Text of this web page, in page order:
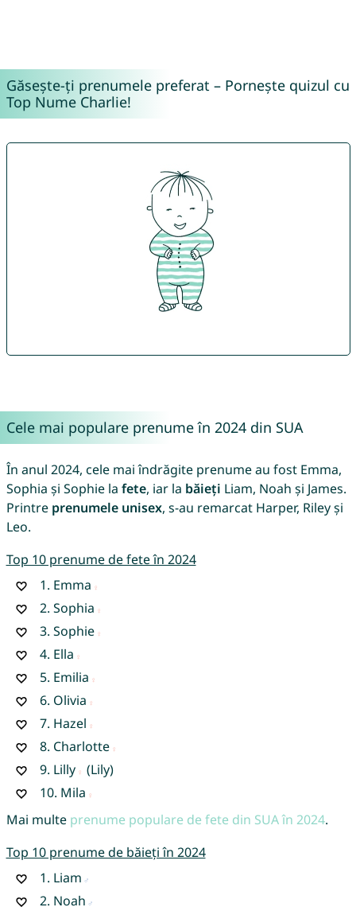
Găsește-ți prenumele preferat – Pornește quizul cu
Top Nume Charlie!
Cele mai populare prenume în 2024 din SUA
În anul 2024, cele mai îndrăgite prenume au fost Emma,
Sophia și Sophie la fete, iar la băieți Liam, Noah și James.
Printre prenumele unisex, s-au remarcat Harper, Riley și
Leo.
Top 10 prenume de fete în 2024
1. Emma
2. Sophia
3. Sophie
4. Ella
5. Emilia
6. Olivia
7. Hazel
8. Charlotte
9. Lilly
(Lily)
10. Mila
Mai multe prenume populare de fete din SUA în 2024.
Top 10 prenume de băieți în 2024
1. Liam
2. Noah